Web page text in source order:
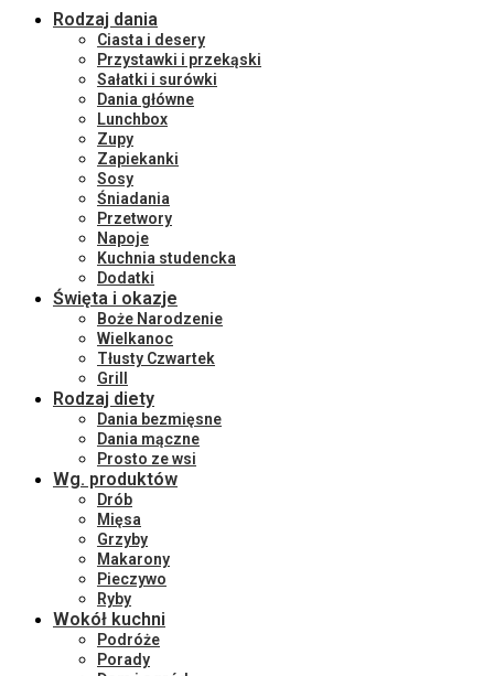
Rodzaj dania
Ciasta i desery
Przystawki i przekąski
Sałatki i surówki
Dania główne
Lunchbox
Zupy
Zapiekanki
Sosy
Śniadania
Przetwory
Napoje
Kuchnia studencka
Dodatki
Święta i okazje
Boże Narodzenie
Wielkanoc
Tłusty Czwartek
Grill
Rodzaj diety
Dania bezmięsne
Dania mączne
Prosto ze wsi
Wg. produktów
Drób
Mięsa
Grzyby
Makarony
Pieczywo
Ryby
Wokół kuchni
Podróże
Porady